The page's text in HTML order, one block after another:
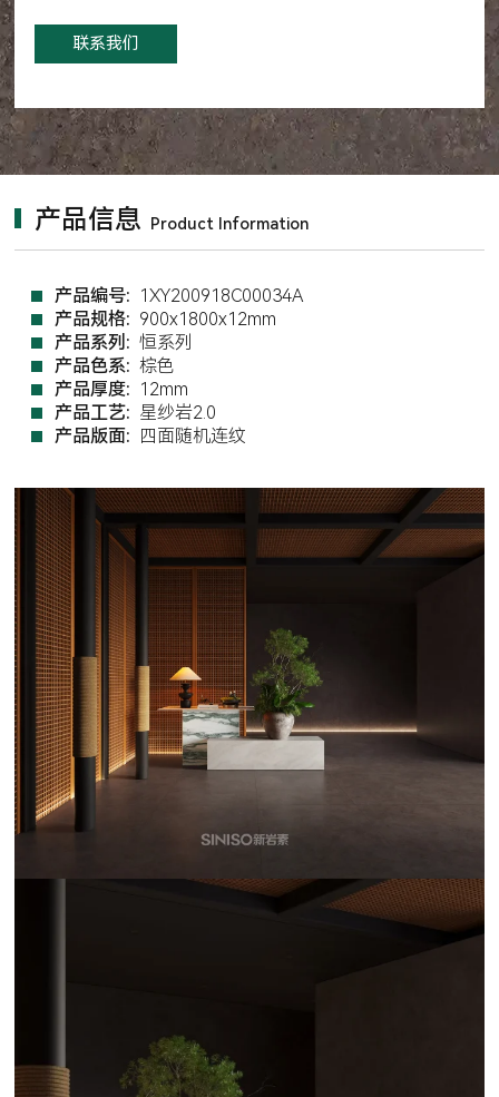
联系我们
产品信息 Product Information
产品编号: 1XY200918C00034A
产品规格: 900x1800x12mm
产品系列: 恒系列
产品色系: 棕色
产品厚度: 12mm
产品工艺: 星纱岩2.0
产品版面: 四面随机连纹